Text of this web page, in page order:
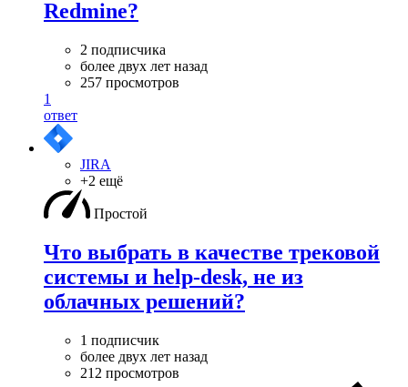
Redmine?
2 подписчика
более двух лет назад
257 просмотров
1
ответ
JIRA
+2 ещё
Простой
Что выбрать в качестве трековой
системы и help-desk, не из
облачных решений?
1 подписчик
более двух лет назад
212 просмотров